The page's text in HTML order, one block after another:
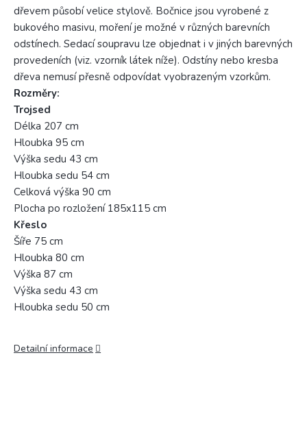
dřevem působí velice stylově. Bočnice jsou vyrobené z
bukového masivu, moření je možné v různých barevních
odstínech. Sedací soupravu lze objednat i v jiných barevných
provedeních (viz. vzorník látek níže). Odstíny nebo kresba
dřeva nemusí přesně odpovídat vyobrazeným vzorkům.
Rozměry:
Trojsed
Délka 207 cm
Hloubka 95 cm
Výška sedu 43 cm
Hloubka sedu 54 cm
Celková výška 90 cm
Plocha po rozložení 185x115 cm
Křeslo
Šíře 75 cm
Hloubka 80 cm
Výška 87 cm
Výška sedu 43 cm
Hloubka sedu 50 cm
Detailní informace